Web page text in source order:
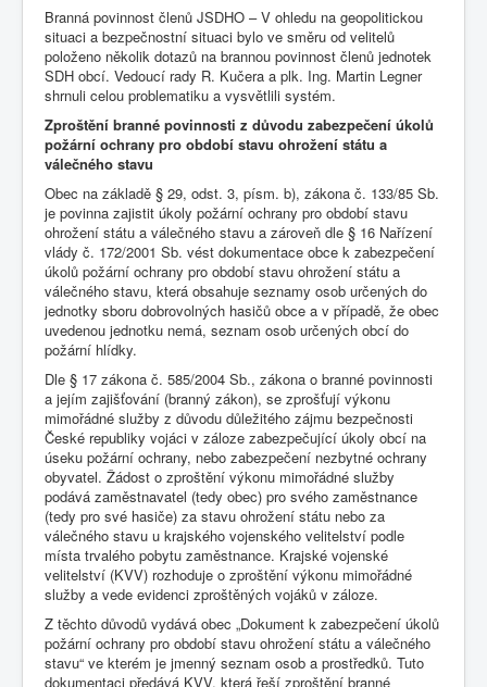
Branná povinnost členů JSDHO – V ohledu na geopolitickou
situaci a bezpečnostní situaci bylo ve směru od velitelů
položeno několik dotazů na brannou povinnost členů jednotek
SDH obcí. Vedoucí rady R. Kučera a plk. Ing. Martin Legner
shrnuli celou problematiku a vysvětlili systém.
Zproštění branné povinnosti z důvodu zabezpečení úkolů
požární ochrany pro období stavu ohrožení státu a
válečného stavu
Obec na základě § 29, odst. 3, písm. b), zákona č. 133/85 Sb.
je povinna zajistit úkoly požární ochrany pro období stavu
ohrožení státu a válečného stavu a zároveň dle § 16 Nařízení
vlády č. 172/2001 Sb. vést dokumentace obce k zabezpečení
úkolů požární ochrany pro období stavu ohrožení státu a
válečného stavu, která obsahuje seznamy osob určených do
jednotky sboru dobrovolných hasičů obce a v případě, že obec
uvedenou jednotku nemá, seznam osob určených obcí do
požární hlídky.
Dle § 17 zákona č. 585/2004 Sb., zákona o branné povinnosti
a jejím zajišťování (branný zákon), se zprošťují výkonu
mimořádné služby z důvodu důležitého zájmu bezpečnosti
České republiky vojáci v záloze zabezpečující úkoly obcí na
úseku požární ochrany, nebo zabezpečení nezbytné ochrany
obyvatel. Žádost o zproštění výkonu mimořádné služby
podává zaměstnavatel (tedy obec) pro svého zaměstnance
(tedy pro své hasiče) za stavu ohrožení státu nebo za
válečného stavu u krajského vojenského velitelství podle
místa trvalého pobytu zaměstnance. Krajské vojenské
velitelství (KVV) rozhoduje o zproštění výkonu mimořádné
služby a vede evidenci zproštěných vojáků v záloze.
Z těchto důvodů vydává obec „Dokument k zabezpečení úkolů
požární ochrany pro období stavu ohrožení státu a válečného
stavu“ ve kterém je jmenný seznam osob a prostředků. Tuto
dokumentaci předává KVV, která řeší zproštění branné